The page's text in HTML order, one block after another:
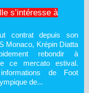
s’intéresse à
contrat depuis son
Monaco, Krépin Diatta
rebondir à
ce mercato estival.
de Foot
de...